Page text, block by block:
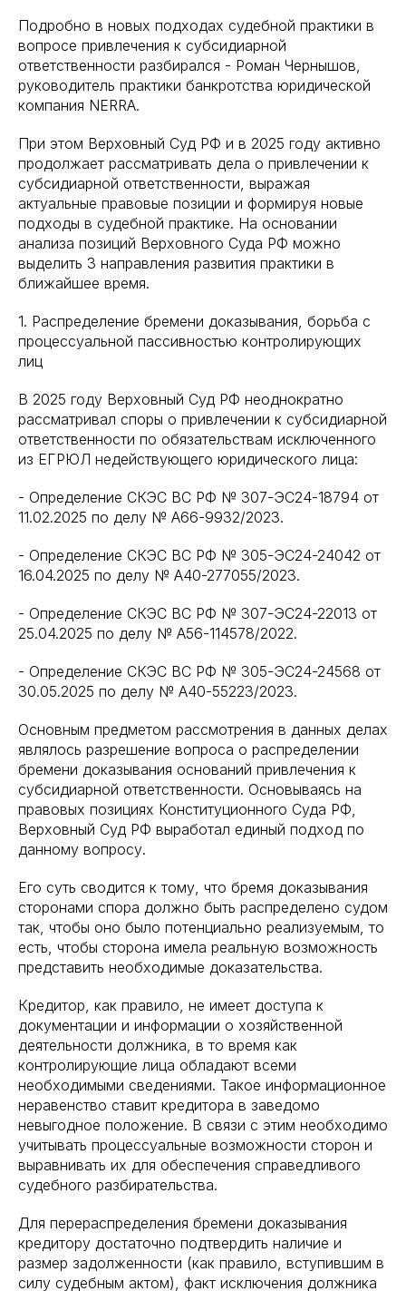
Подробно в новых подходах судебной практики в
вопросе привлечения к субсидиарной
ответственности разбирался - Роман Чернышов,
руководитель практики банкротства юридической
компания NERRA.
При этом Верховный Суд РФ и в 2025 году активно
продолжает рассматривать дела о привлечении к
субсидиарной ответственности, выражая
актуальные правовые позиции и формируя новые
подходы в судебной практике. На основании
анализа позиций Верховного Суда РФ можно
выделить 3 направления развития практики в
ближайшее время.
1. Распределение бремени доказывания, борьба с
процессуальной пассивностью контролирующих
лиц
В 2025 году Верховный Суд РФ неоднократно
рассматривал споры о привлечении к субсидиарной
ответственности по обязательствам исключенного
из ЕГРЮЛ недействующего юридического лица:
- Определение СКЭС ВС РФ № 307-ЭС24-18794 от
11.02.2025 по делу № А66-9932/2023.
- Определение СКЭС ВС РФ № 305-ЭС24-24042 от
16.04.2025 по делу № А40-277055/2023.
- Определение СКЭС ВС РФ № 307-ЭС24-22013 от
25.04.2025 по делу № А56-114578/2022.
- Определение СКЭС ВС РФ № 305-ЭС24-24568 от
30.05.2025 по делу № А40-55223/2023.
Основным предметом рассмотрения в данных делах
являлось разрешение вопроса о распределении
бремени доказывания оснований привлечения к
субсидиарной ответственности. Основываясь на
правовых позициях Конституционного Суда РФ,
Верховный Суд РФ выработал единый подход по
данному вопросу.
Его суть сводится к тому, что бремя доказывания
сторонами спора должно быть распределено судом
так, чтобы оно было потенциально реализуемым, то
есть, чтобы сторона имела реальную возможность
представить необходимые доказательства.
Кредитор, как правило, не имеет доступа к
документации и информации о хозяйственной
деятельности должника, в то время как
контролирующие лица обладают всеми
необходимыми сведениями. Такое информационное
неравенство ставит кредитора в заведомо
невыгодное положение. В связи с этим необходимо
учитывать процессуальные возможности сторон и
выравнивать их для обеспечения справедливого
судебного разбирательства.
Для перераспределения бремени доказывания
кредитору достаточно подтвердить наличие и
размер задолженности (как правило, вступившим в
силу судебным актом), факт исключения должника